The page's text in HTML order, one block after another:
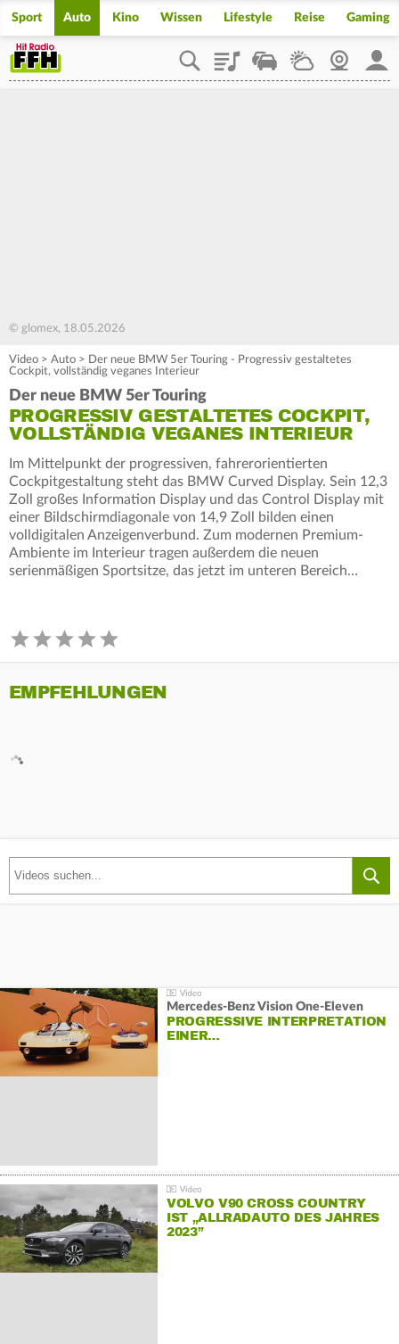
Sport Auto Kino Wissen Lifestyle Reise Gaming
PlaylistStaupilotWetterWebcam
© glomex, 18.05.2026
Video > Auto > Der neue BMW 5er Touring - Progressiv gestaltetes
Cockpit, vollständig veganes Interieur
Der neue BMW 5er Touring
PROGRESSIV GESTALTETES COCKPIT,
VOLLSTÄNDIG VEGANES INTERIEUR
Im Mittelpunkt der progressiven, fahrerorientierten
Cockpitgestaltung steht das BMW Curved Display. Sein 12,3
Zoll großes Information Display und das Control Display mit
einer Bildschirmdiagonale von 14,9 Zoll bilden einen
volldigitalen Anzeigenverbund. Zum modernen Premium-
Ambiente im Interieur tragen außerdem die neuen
serienmäßigen Sportsitze, das jetzt im unteren Bereich…
EMPFEHLUNGEN
Mercedes-Benz Vision One-Eleven
PROGRESSIVE INTERPRETATION
EINER…
VOLVO V90 CROSS COUNTRY
IST „ALLRADAUTO DES JAHRES
2023”